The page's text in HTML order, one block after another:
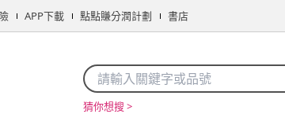
APP下載 點點賺分潤計劃 書店
猜你想搜 >